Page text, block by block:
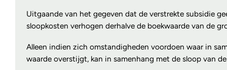
Uitgaande van het gegeven dat de verstrekte subsidie
sloopkosten verhogen derhalve de boekwaarde van de
Alleen indien zich omstandigheden voordoen waar in
waarde overstijgt, kan in samenhang met de sloop van